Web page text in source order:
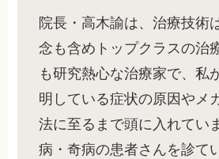
院長・高木諭は、治療技術
念も含めトップクラスの治
も研究熱心な治療家で、私
明している症状の原因やメ
法に至るまで頭に入れてい
病・奇病の患者さんを診て